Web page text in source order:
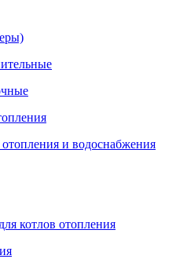
и водоснабжения
котлов отопления